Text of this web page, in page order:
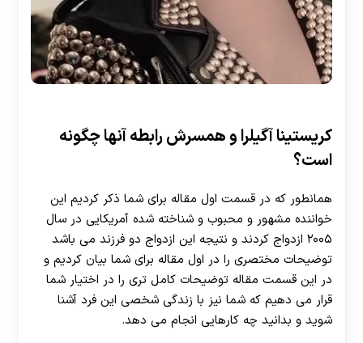
کریستینا آگیلرا و همسرش رابطه آنها چگونه
است؟
همانطور که در قسمت اول مقاله برای شما ذکر کردیم این
خواننده مشهور و محبوب و شناخته شده آمریکایی در سال
۲۰۰۵ ازدواج کردند و نتیجه این ازدواج دو فرزند می باشد
توضیحات مختصری را در اول مقاله برای شما بیان کردیم و
در این قسمت مقاله توضیحات کامل تری را در اختیار شما
قرار می دهیم که شما نیز با زندگی شخصی این فرد آشنا
شوید و بدانید چه کارهایی انجام می دهد.